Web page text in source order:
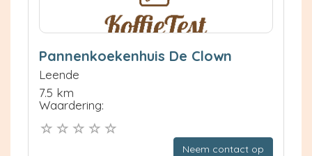
Pannenkoekenhuis De Clown
Leende
7.5 km
Waardering:
Neem contact op